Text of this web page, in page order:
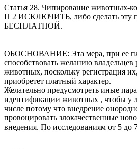
Статья 28. Чипирование животных-
П 2 ИСКЛЮЧИТЬ, либо сделать эту
БЕСПЛАТНОЙ.
ОБОСНОВАНИЕ: Эта мера, при ее
способствовать желанию владельцев
животных, поскольку регистрация
приобретет платный характер.
Желательно предусмотреть иные
идентификации животных , чтобы у
числе потому что внедрение
провоцировать злокачественные
внедения. По исследованиям от 5 до